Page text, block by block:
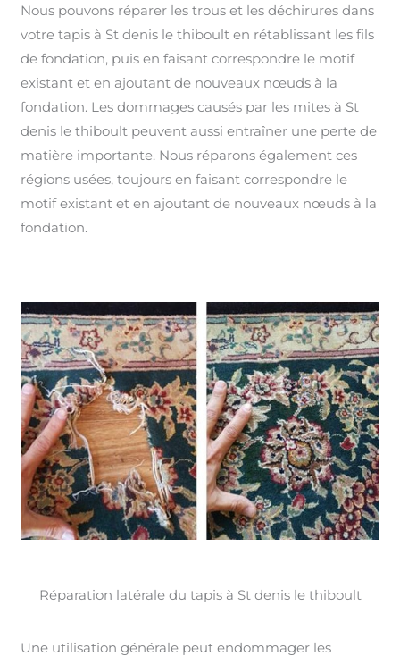
Nous pouvons réparer les trous et les déchirures dans
votre tapis à St denis le thiboult en rétablissant les fils
de fondation, puis en faisant correspondre le motif
existant et en ajoutant de nouveaux nœuds à la
fondation. Les dommages causés par les mites à St
denis le thiboult peuvent aussi entraîner une perte de
matière importante. Nous réparons également ces
régions usées, toujours en faisant correspondre le
motif existant et en ajoutant de nouveaux nœuds à la
fondation.
Réparation latérale du tapis à St denis le thiboult
Une utilisation générale peut endommager les